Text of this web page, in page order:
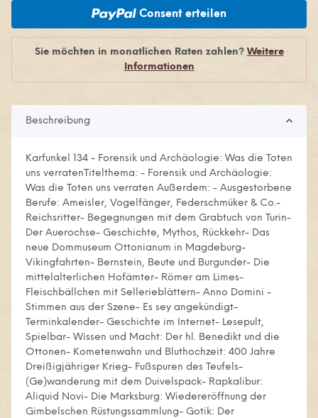
Consent erteilen
Sie möchten in monatlichen Raten zahlen? Weitere
Informationen
Beschreibung
Karfunkel 134 - Forensik und Archäologie: Was die Toten
uns verratenTitelthema: - Forensik und Archäologie:
Was die Toten uns verraten Außerdem: - Ausgestorbene
Berufe: Ameisler, Vogelfänger, Federschmüker & Co.-
Reichsritter- Begegnungen mit dem Grabtuch von Turin-
Der Auerochse- Geschichte, Mythos, Rückkehr- Das
neue Dommuseum Ottonianum in Magdeburg-
Vikingfahrten- Bernstein, Beute und Burgunder- Die
mittelalterlichen Hofämter- Römer am Limes-
Fleischbällchen mit Sellerieblättern- Anno Domini -
Stimmen aus der Szene- Es sey angekündigt-
Terminkalender- Geschichte im Internet- Lesepult,
Spielbar- Wissen und Macht: Der hl. Benedikt und die
Ottonen- Kometenwahn und Bluthochzeit: 400 Jahre
Dreißigjähriger Krieg- Fußspuren des Teufels-
(Ge)wanderung mit dem Duivelspack- Rapkalibur:
Aliquid Novi- Die Marksburg: Wiedereröffnung der
Gimbelschen Rüstungssammlung- Gotik: Der